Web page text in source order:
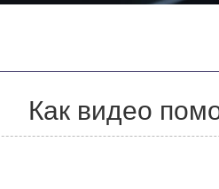
Как видео